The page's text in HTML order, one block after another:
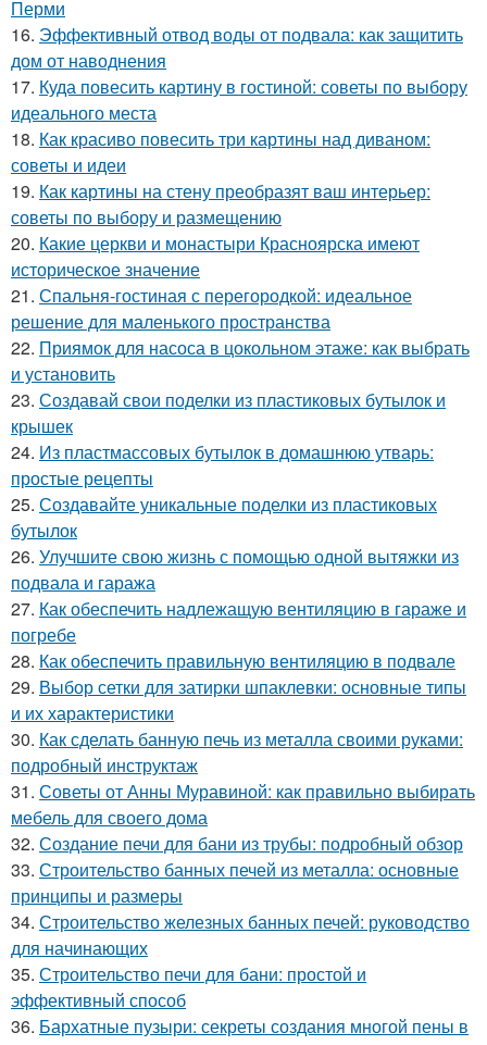
Перми
16. Эффективный отвод воды от подвала: как защитить
дом от наводнения
17. Куда повесить картину в гостиной: советы по выбору
идеального места
18. Как красиво повесить три картины над диваном:
советы и идеи
19. Как картины на стену преобразят ваш интерьер:
советы по выбору и размещению
20. Какие церкви и монастыри Красноярска имеют
историческое значение
21. Спальня-гостиная с перегородкой: идеальное
решение для маленького пространства
22. Приямок для насоса в цокольном этаже: как выбрать
и установить
23. Создавай свои поделки из пластиковых бутылок и
крышек
24. Из пластмассовых бутылок в домашнюю утварь:
простые рецепты
25. Создавайте уникальные поделки из пластиковых
бутылок
26. Улучшите свою жизнь с помощью одной вытяжки из
подвала и гаража
27. Как обеспечить надлежащую вентиляцию в гараже и
погребе
28. Как обеспечить правильную вентиляцию в подвале
29. Выбор сетки для затирки шпаклевки: основные типы
и их характеристики
30. Как сделать банную печь из металла своими руками:
подробный инструктаж
31. Советы от Анны Муравиной: как правильно выбирать
мебель для своего дома
32. Создание печи для бани из трубы: подробный обзор
33. Строительство банных печей из металла: основные
принципы и размеры
34. Строительство железных банных печей: руководство
для начинающих
35. Строительство печи для бани: простой и
эффективный способ
36. Бархатные пузыри: секреты создания многой пены в